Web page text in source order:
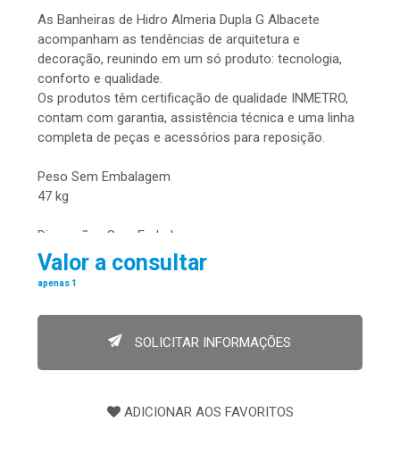
As Banheiras de Hidro Almeria Dupla G Albacete
acompanham as tendências de arquitetura e
decoração, reunindo em um só produto: tecnologia,
conforto e qualidade.
Os produtos têm certificação de qualidade INMETRO,
contam com garantia, assistência técnica e uma linha
completa de peças e acessórios para reposição.
Peso Sem Embalagem
47 kg
Dimensões Sem Embalagem
comprimento: 1,80 m – largura: 1,30 m – altura: 0,45 m
360 litros
capacidade para 2 pessoas
CONFIGURAÇÕES
Valor a consultar
apenas 1
SOLICITAR INFORMAÇÕES